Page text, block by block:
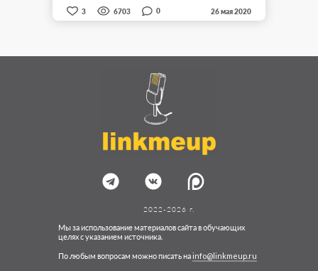
3 6703 0 26 мая 2020
2022-2026 г.
Мы за использование материалов сайта в обучающих
целях с указанием источника.
По любым вопросам можно писать наinfo@linkmeup.ru